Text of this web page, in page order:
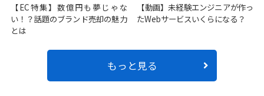
【EC特集】数億円も夢じゃな
い！？話題のブランド売却の魅力
とは
【動画】未経験エンジニアが作っ
たWebサービスいくらになる？
もっと見る